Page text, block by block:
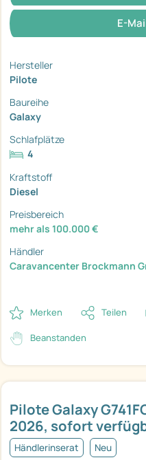
Pilote Galaxy
2026, sofort
Händlerinserat Neu
E-
Hersteller
Pilote
Baureihe
Galaxy
Schlafplätze
4
Kraftstoff
Diesel
Preisbereich
mehr als 100.000 €
Händler
Caravancenter Brockmann
Merken Teilen
Beanstanden